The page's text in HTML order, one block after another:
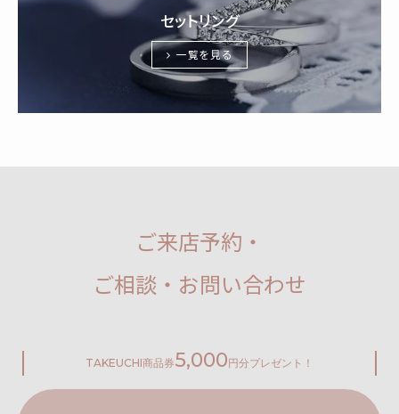
セットリング
一覧を見る
ご来店予約・
ご相談・お問い合わせ
TAKEUCHI商品券5,000 円分プレゼント！